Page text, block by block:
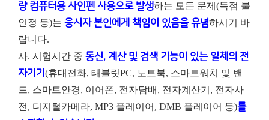
량 컴퓨터용 사인펜 사용으로 발생하는 모든 문제(득점 불
인정 등)는 응시자 본인에게 책임이 있음을 유념하시기 바
랍니다.
사. 시험시간 중 통신, 계산 및 검색 기능이 있는 일체의 전
자기기 (휴대전화, 태블릿PC, 노트북, 스마트워치 및 밴
드, 스마트안경, 이어폰, 전자담배, 전자계산기, 전자사
전, 디지털카메라, MP3 플레이어, DMB 플레이어 등)를